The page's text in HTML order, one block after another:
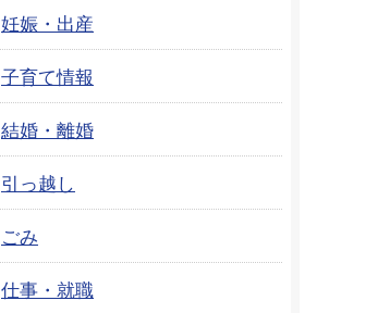
妊娠・出産
子育て情報
結婚・離婚
引っ越し
ごみ
仕事・就職